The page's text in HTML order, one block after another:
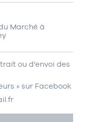
Marché à
ou d’envoi des
» sur Facebook